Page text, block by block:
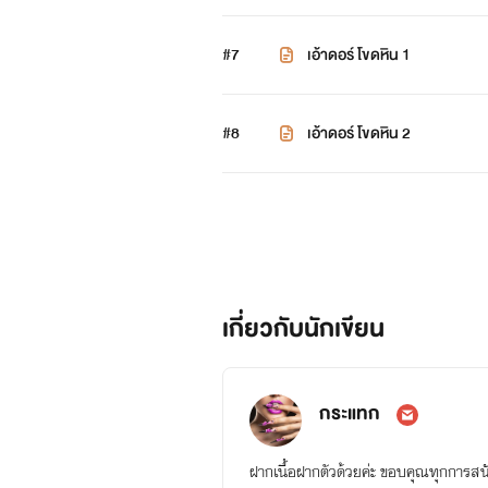
#7 เอ้าดอร์ โขดหิน 1
#8 เอ้าดอร์ โขดหิน 2
เกี่ยวกับนักเขียน
กระแทก
ฝากเนื้อฝากตัวด้วยค่ะ ขอบคุณทุกการ